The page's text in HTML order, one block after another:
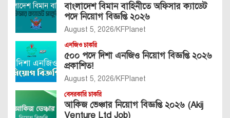
বাংলাদেশ বিমান বাহিনীতে অফিসার ক্যাডেট
পদে নিয়োগ বিজ্ঞপ্তি ২০২৬
August 5, 2026 KFPlanet
এনজিও চাকরি
৫০০ পদে দিশা এনজিও নিয়োগ বিজ্ঞপ্তি ২০২৬
প্রকাশিত!
August 5, 2026 KFPlanet
বেসরকারি চাকরি
আকিজ ভেঞ্চার নিয়োগ বিজ্ঞপ্তি ২০২৬ (Akij
Venture Ltd Job)